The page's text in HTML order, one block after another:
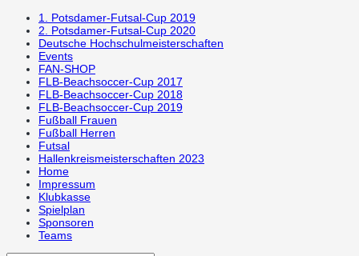
1. Potsdamer-Futsal-Cup 2019
2. Potsdamer-Futsal-Cup 2020
Deutsche Hochschulmeisterschaften
Events
FAN-SHOP
FLB-Beachsoccer-Cup 2017
FLB-Beachsoccer-Cup 2018
FLB-Beachsoccer-Cup 2019
Fußball Frauen
Fußball Herren
Futsal
Hallenkreismeisterschaften 2023
Home
Impressum
Klubkasse
Spielplan
Sponsoren
Teams